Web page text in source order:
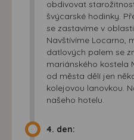
obdivovat
švýcarské hodinky.
se zastavíme v
Navštívíme Locarno,
datlových palem se
mariánského kostela
od města dělí jen
kolejovou lanovkou.
našeho hotelu.
4. den: